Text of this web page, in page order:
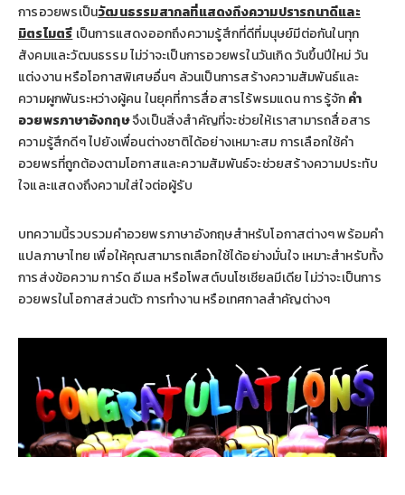
การอวยพรเป็นวัฒนธรรมสากลที่แสดงถึงความปรารถนาดีและ
มิตรไมตรี เป็นการแสดงออกถึงความรู้สึกที่ดีที่มนุษย์มีต่อกันในทุก
สังคมและวัฒนธรรม ไม่ว่าจะเป็นการอวยพรในวันเกิด วันขึ้นปีใหม่ วัน
แต่งงาน หรือโอกาสพิเศษอื่นๆ ล้วนเป็นการสร้างความสัมพันธ์และ
ความผูกพันระหว่างผู้คน ในยุคที่การสื่อสารไร้พรมแดน การรู้จักคำ
อวยพรภาษาอังกฤษจึงเป็นสิ่งสำคัญที่จะช่วยให้เราสามารถสื่อสาร
ความรู้สึกดีๆ ไปยังเพื่อนต่างชาติได้อย่างเหมาะสม การเลือกใช้คำ
อวยพรที่ถูกต้องตามโอกาสและความสัมพันธ์จะช่วยสร้างความประทับ
ใจและแสดงถึงความใส่ใจต่อผู้รับ
บทความนี้รวบรวมคำอวยพรภาษาอังกฤษสำหรับโอกาสต่างๆ พร้อมคำ
แปลภาษาไทย เพื่อให้คุณสามารถเลือกใช้ได้อย่างมั่นใจ เหมาะสำหรับทั้ง
การส่งข้อความ การ์ด อีเมล หรือโพสต์บนโซเชียลมีเดีย ไม่ว่าจะเป็นการ
อวยพรในโอกาสส่วนตัว การทำงาน หรือเทศกาลสำคัญต่างๆ